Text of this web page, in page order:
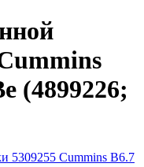
(4899226;